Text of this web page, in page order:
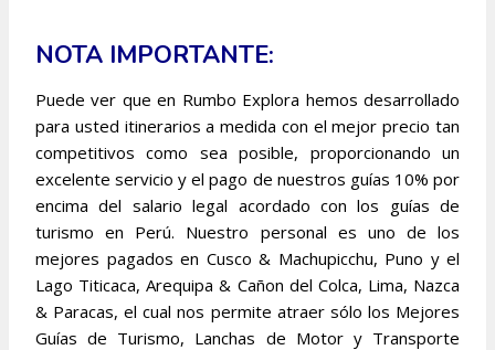
NOTA IMPORTANTE:
Puede ver que en Rumbo Explora hemos desarrollado
para usted itinerarios a medida con el mejor precio tan
competitivos como sea posible, proporcionando un
excelente servicio y el pago de nuestros guías 10% por
encima del salario legal acordado con los guías de
turismo en Perú. Nuestro personal es uno de los
mejores pagados en Cusco & Machupicchu, Puno y el
Lago Titicaca, Arequipa & Cañon del Colca, Lima, Nazca
& Paracas, el cual nos permite atraer sólo los Mejores
Guías de Turismo, Lanchas de Motor y Transporte